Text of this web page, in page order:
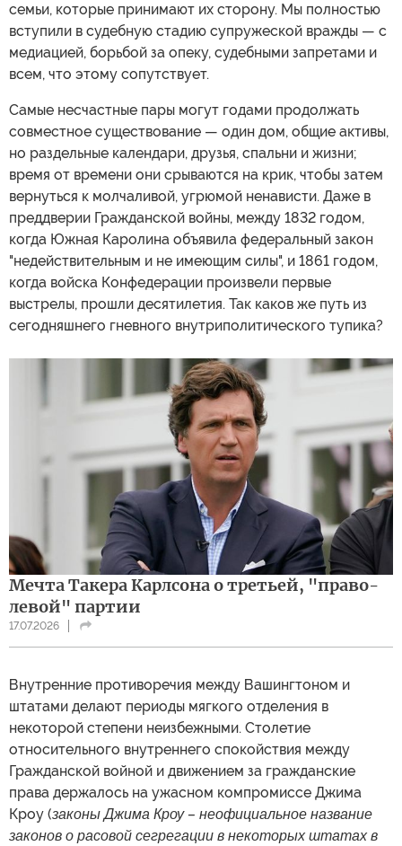
семьи, которые принимают их сторону. Мы полностью
вступили в судебную стадию супружеской вражды — с
медиацией, борьбой за опеку, судебными запретами и
всем, что этому сопутствует.
Самые несчастные пары могут годами продолжать
совместное существование — один дом, общие активы,
но раздельные календари, друзья, спальни и жизни;
время от времени они срываются на крик, чтобы затем
вернуться к молчаливой, угрюмой ненависти. Даже в
преддверии Гражданской войны, между 1832 годом,
когда Южная Каролина объявила федеральный закон
"недействительным и не имеющим силы", и 1861 годом,
когда войска Конфедерации произвели первые
выстрелы, прошли десятилетия. Так каков же путь из
сегодняшнего гневного внутриполитического тупика?
Мечта Такера Карлсона о третьей, "право-
левой" партии
17.07.2026
Внутренние противоречия между Вашингтоном и
штатами делают периоды мягкого отделения в
некоторой степени неизбежными. Столетие
относительного внутреннего спокойствия между
Гражданской войной и движением за гражданские
права держалось на ужасном компромиссе Джима
Кроу (законы Джима Кроу – неофициальное название
законов о расовой сегрегации в некоторых штатах в